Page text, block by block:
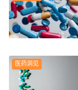
医药洞见